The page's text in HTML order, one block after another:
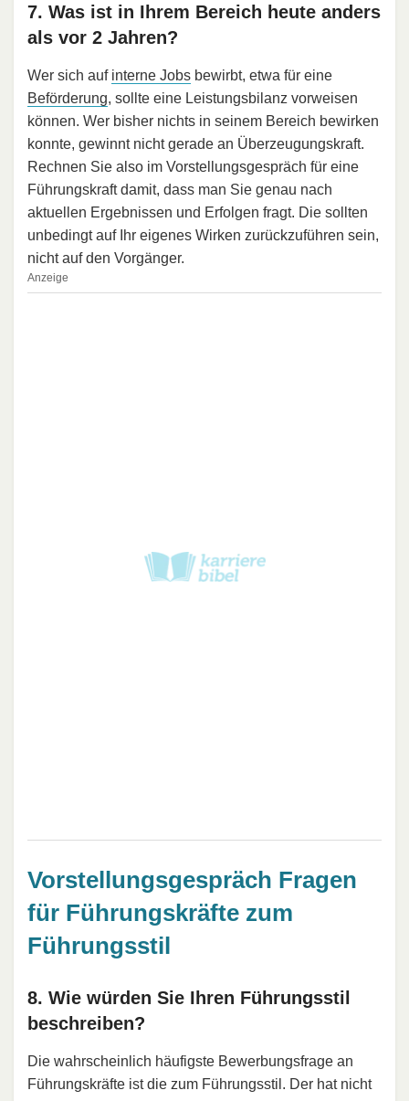
7. Was ist in Ihrem Bereich heute anders
als vor 2 Jahren?
Wer sich auf interne Jobs bewirbt, etwa für eine
Beförderung, sollte eine Leistungsbilanz vorweisen
können. Wer bisher nichts in seinem Bereich bewirken
konnte, gewinnt nicht gerade an Überzeugungskraft.
Rechnen Sie also im Vorstellungsgespräch für eine
Führungskraft damit, dass man Sie genau nach
aktuellen Ergebnissen und Erfolgen fragt. Die sollten
unbedingt auf Ihr eigenes Wirken zurückzuführen sein,
nicht auf den Vorgänger.
Anzeige
Vorstellungsgespräch Fragen
für Führungskräfte zum
Führungsstil
8. Wie würden Sie Ihren Führungsstil
beschreiben?
Die wahrscheinlich häufigste Bewerbungsfrage an
Führungskräfte ist die zum Führungsstil. Der hat nicht